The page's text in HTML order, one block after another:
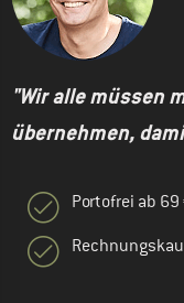
"Wir alle müssen
übernehmen,
Portofrei ab 69